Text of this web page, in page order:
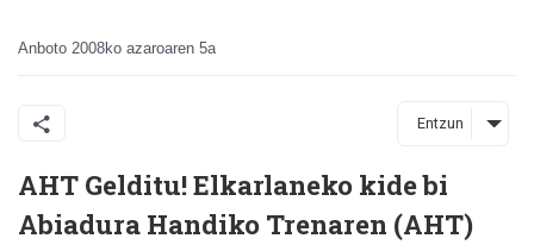
Anboto 2008ko azaroaren 5a
Entzun
AHT Gelditu! Elkarlaneko kide bi
Abiadura Handiko Trenaren (AHT)